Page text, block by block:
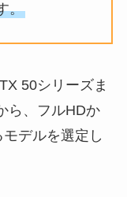
。
50シリーズま
ら、フルHDか
デルを選定し